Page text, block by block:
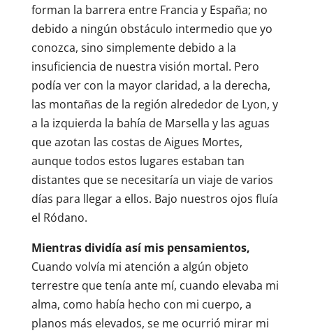
forman la barrera entre Francia y España; no
debido a ningún obstáculo intermedio que yo
conozca, sino simplemente debido a la
insuficiencia de nuestra visión mortal. Pero
podía ver con la mayor claridad, a la derecha,
las montañas de la región alrededor de Lyon, y
a la izquierda la bahía de Marsella y las aguas
que azotan las costas de Aigues Mortes,
aunque todos estos lugares estaban tan
distantes que se necesitaría un viaje de varios
días para llegar a ellos. Bajo nuestros ojos fluía
el Ródano.
Mientras dividía así mis pensamientos,
Cuando volvía mi atención a algún objeto
terrestre que tenía ante mí, cuando elevaba mi
alma, como había hecho con mi cuerpo, a
planos más elevados, se me ocurrió mirar mi